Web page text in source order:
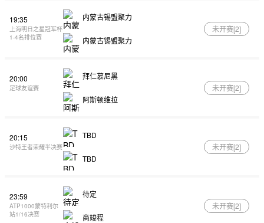
19:35
上海明日之星冠军杯
1-4名排位赛
内蒙古锡盟聚力
内蒙古锡盟聚力
未开赛[2]
20:00
足球友谊赛
拜仁慕尼黑
阿斯顿维拉
未开赛[2]
20:15
沙特王者荣耀半决赛
TBD
TBD
未开赛[2]
23:59
ATP1000蒙特利尔
站1/16决赛
待定
商竣程
未开赛[2]